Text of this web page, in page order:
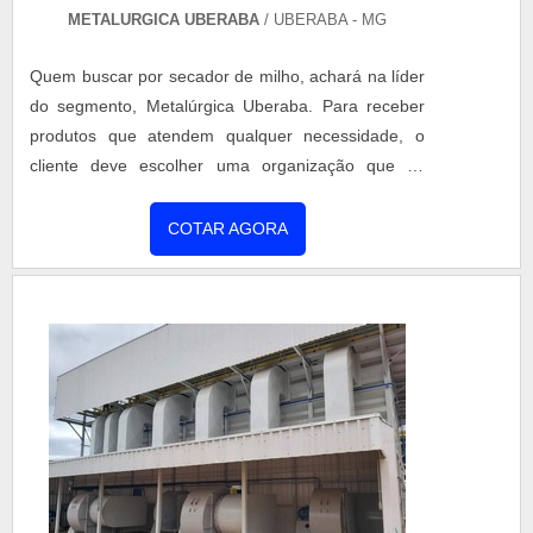
METALURGICA UBERABA / UBERABA - MG
Quem buscar por secador de milho, achará na líder
do segmento, Metalúrgica Uberaba. Para receber
produtos que atendem qualquer necessidade, o
cliente deve escolher uma organização que se
ampla experiência no ramo.MAIS INFORMAÇÕES
INTERESSANTES SOBRE SECADOR DE MILHOSe
até a Metalúrgica Uberaba. Empresa especializada
em aquecedor de caldo vertical e secador rotativo,
garantindo o que há de melhor na atualidade.Sem
trocar o foco sobre secador de milho, deve-se ter a
exatidão em orçar com empresas que prezam por
produtos e serviços que tenham ótima qualidade e
proteção, pontos importantes que ficam de fora no
COTAR AGORA